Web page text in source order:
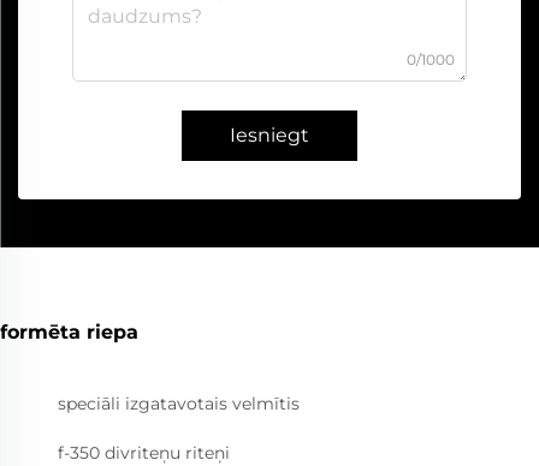
0/1000
Iesniegt
formēta riepa
speciāli izgatavotais velmītis
f-350 divriteņu riteņi